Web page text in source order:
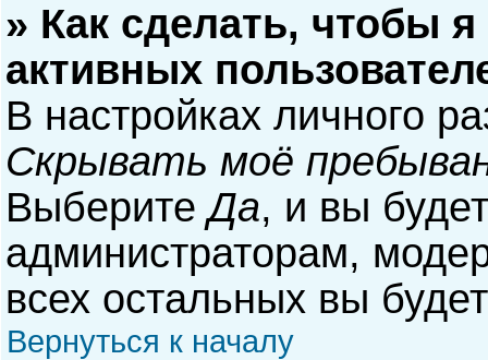
» Как сделать, чтобы
активных
В настройках личного
Скрывать моё
ВыберитеДа, и вы
администраторам,
всех остальных вы
Вернуться к началу